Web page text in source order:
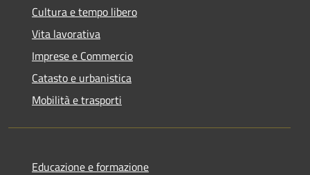
Cultura e tempo libero
Vita lavorativa
Imprese e Commercio
Catasto e urbanistica
Mobilità e trasporti
Educazione e formazione